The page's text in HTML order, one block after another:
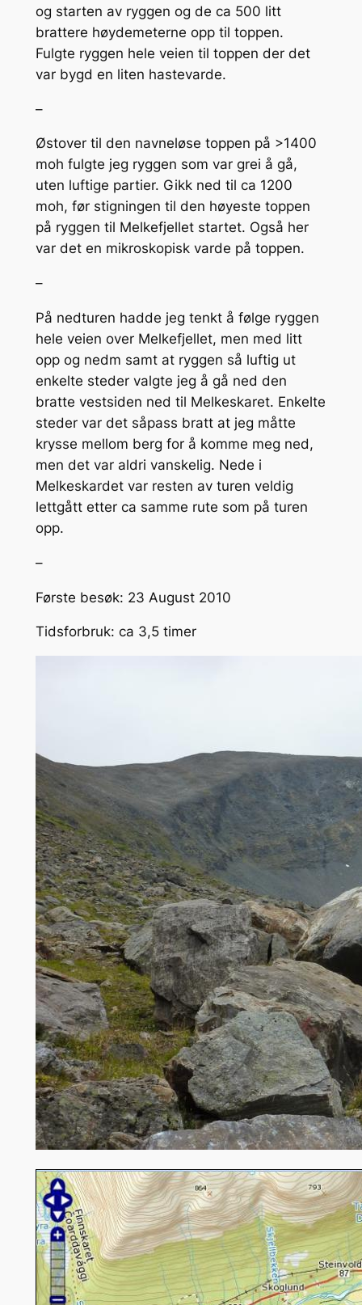
og starten av ryggen og de ca 500 litt
brattere høydemeterne opp til toppen.
Fulgte ryggen hele veien til toppen der det
var bygd en liten hastevarde.
–
Østover til den navneløse toppen på >1400
moh fulgte jeg ryggen som var grei å gå,
uten luftige partier. Gikk ned til ca 1200
moh, før stigningen til den høyeste toppen
på ryggen til Melkefjellet startet. Også her
var det en mikroskopisk varde på toppen.
–
På nedturen hadde jeg tenkt å følge ryggen
hele veien over Melkefjellet, men med litt
opp og nedm samt at ryggen så luftig ut
enkelte steder valgte jeg å gå ned den
bratte vestsiden ned til Melkeskaret. Enkelte
steder var det såpass bratt at jeg måtte
krysse mellom berg for å komme meg ned,
men det var aldri vanskelig. Nede i
Melkeskardet var resten av turen veldig
lettgått etter ca samme rute som på turen
opp.
–
Første besøk: 23 August 2010
Tidsforbruk: ca 3,5 timer